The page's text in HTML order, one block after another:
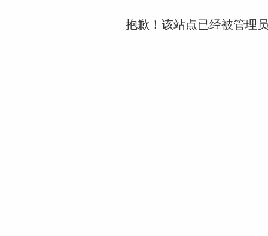
抱歉！该站点已经被管理